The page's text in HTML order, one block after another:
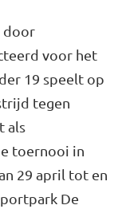
door
voor het
19 speelt op
tegen
als
toernooi in
29 april tot en
De